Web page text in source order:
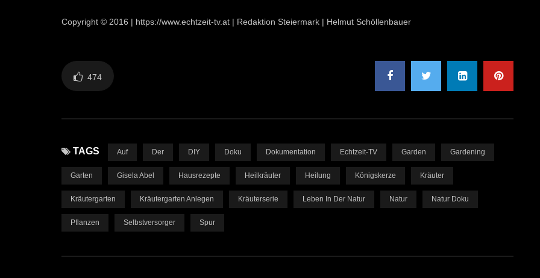
Copyright © 2016 | https://www.echtzeit-tv.at | Redaktion Steiermark | Helmut Schöllenbauer
474
TAGS Auf Der DIY Doku Dokumentation Echtzeit-TV Garden Gardening
Garten Gisela Abel Hausrezepte Heilkräuter Heilung Königskerze Kräuter
Kräutergarten Kräutergarten Anlegen Kräuterserie Leben In Der Natur Natur Natur Doku
Pflanzen Selbstversorger Spur